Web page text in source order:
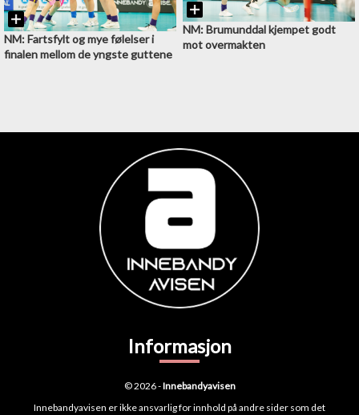
NM: Fartsfylt og mye følelser i
finalen mellom de yngste guttene
NM: Brumunddal kjempet godt
mot overmakten
Informasjon
© 2026 -Innebandyavisen
Innebandyavisen er ikke ansvarlig for innhold på andre sider som det